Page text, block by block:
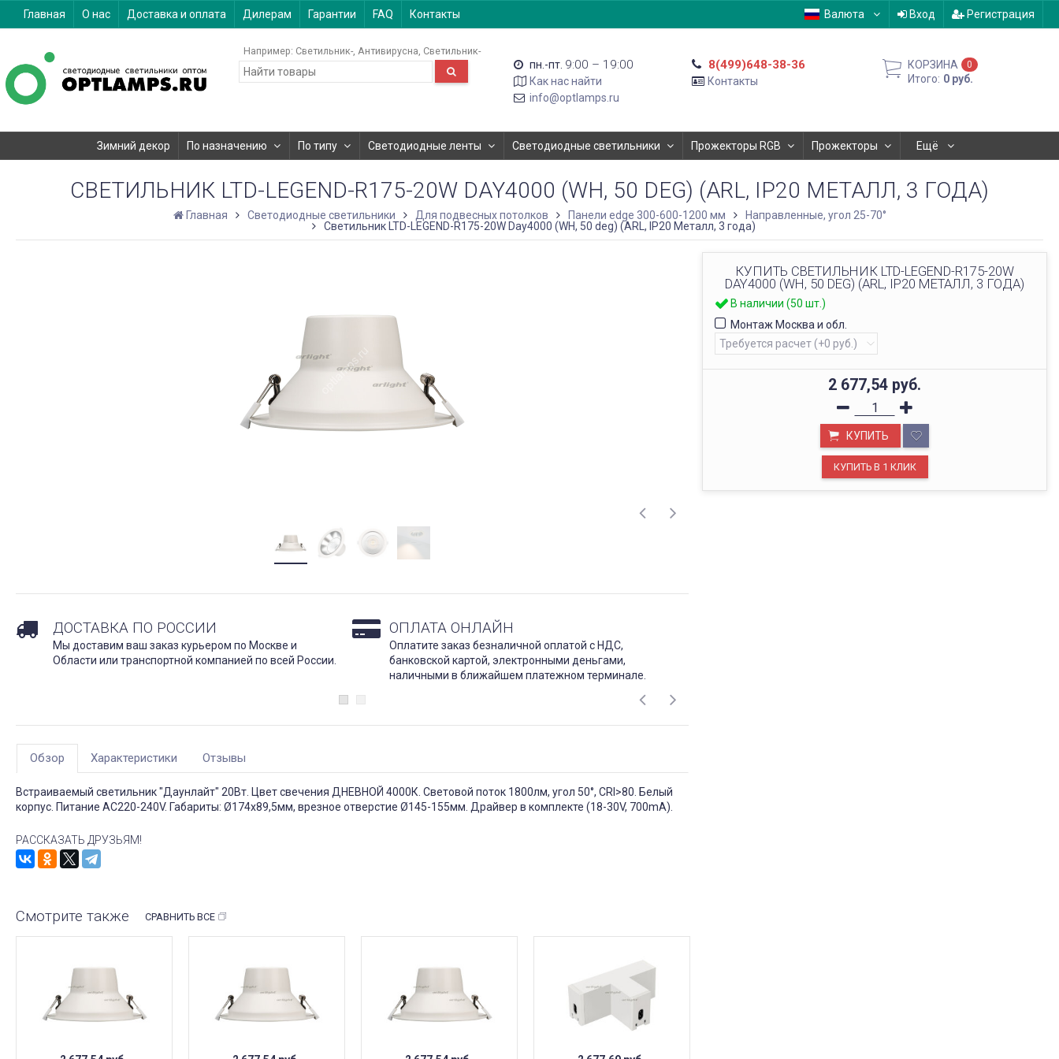
Главная О нас Доставка и оплата Дилерам Гарантии FAQ Контакты Валюта Вход Регистрация
Например: Светильник- Антивирусна Светильник-
пн.-пт. 9:00 – 19:00
Как нас найти
info@optlamps.ru
8(499)648-38-36
Контакты
КОРЗИНА 0
Итого: 0 руб.
Зимний декор По назначению По типу Светодиодные ленты Светодиодные светильники Прожекторы RGB Прожекторы Ещё
СВЕТИЛЬНИК LTD-LEGEND-R175-20W DAY4000 (WH, 50 DEG) (ARL, IP20 МЕТАЛЛ, 3 ГОДА)
Главная Светодиодные светильники Для подвесных потолков Панели edge 300-600-1200 мм
Направленные, угол 25-70°
Светильник LTD-LEGEND-R175-20W Day4000 (WH, 50 deg) (ARL, IP20 Металл, 3 года)
КУПИТЬ СВЕТИЛЬНИК LTD-LEGEND-R175-20W
DAY4000 (WH, 50 DEG) (ARL, IP20 МЕТАЛЛ, 3 ГОДА)
В наличии (50 шт.)
Монтаж Москва и обл.
2 677,54 руб.
КУПИТЬ
ДОСТАВКА ПО РОССИИ
Мы доставим ваш заказ курьером по Москве и
Области или транспортной компанией по всей России.
ОПЛАТА ОНЛАЙН
Оплатите заказ безналичной оплатой с НДС,
банковской картой, электронными деньгами,
наличными в ближайшем платежном терминале.
Обзор Характеристики Отзывы
Встраиваемый светильник "Даунлайт" 20Вт. Цвет свечения ДНЕВНОЙ 4000К. Световой поток 1800лм, угол 50°, CRI>80. Белый
корпус. Питание AC220-240V. Габариты: Ø174х89,5мм, врезное отверстие Ø145-155мм. Драйвер в комплекте (18-30V, 700mA).
РАССКАЗАТЬ ДРУЗЬЯМ!
Смотрите также СРАВНИТЬ ВСЕ